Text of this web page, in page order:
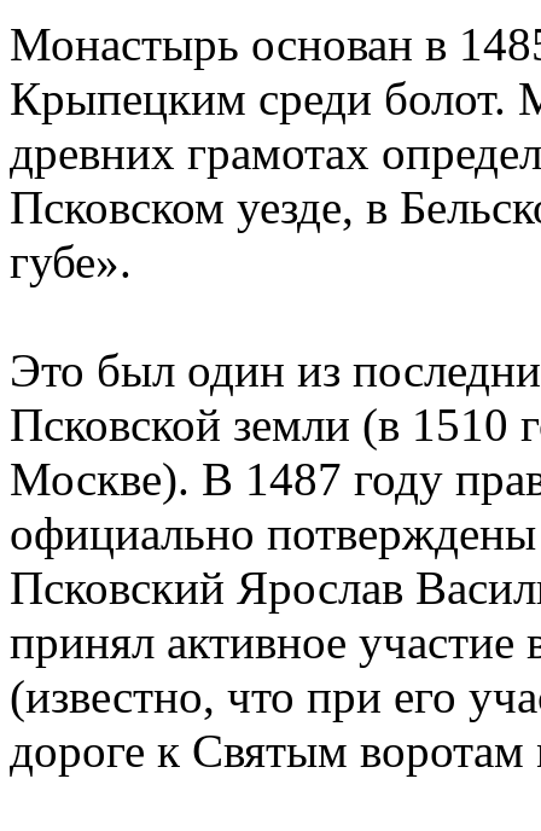
Монастырь основан в
Крыпецким среди болот.
древних грамотах
Псковском уезде, в
губе».
Это был один из
Псковской земли (в 1510
Москве). В 1487 году
официально
Псковский Ярослав
принял активное участие
(известно, что при его
дороге к Святым